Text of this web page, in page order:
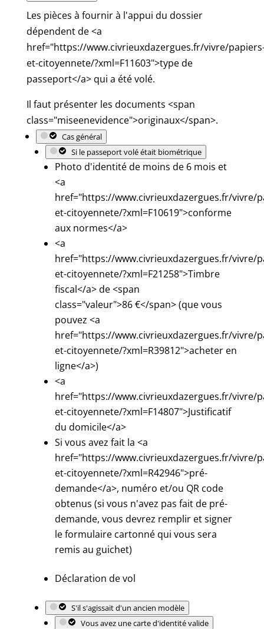
Les pièces à fournir à l'appui du dossier
dépendent de <a
href="https://www.civrieuxdazergues.fr/vivre/
et-citoyennete/?xml=F11603">type de
passeport</a> qui a été volé.
Il faut présenter les documents <span
class="miseenevidence">originaux</span>.
Cas général
Si le passeport volé était biométrique
Photo d'identité de moins de 6 mois et
<a
href="https://www.civrieuxdazergues.fr/vivre/
et-citoyennete/?xml=F10619">conforme
aux normes</a>
<a
href="https://www.civrieuxdazergues.fr/vivre/
et-citoyennete/?xml=F21258">Timbre
fiscal</a> de <span
class="valeur">86 €</span> (que vous
pouvez <a
href="https://www.civrieuxdazergues.fr/vivre/
et-citoyennete/?xml=R39812">acheter en
ligne</a>)
<a
href="https://www.civrieuxdazergues.fr/vivre/
et-citoyennete/?xml=F14807">Justificatif
du domicile</a>
Si vous avez fait la <a
href="https://www.civrieuxdazergues.fr/vivre/
et-citoyennete/?xml=R42946">pré-
demande</a>, numéro et/ou QR code
obtenus (si vous n'avez pas fait de pré-
demande, vous devrez remplir et signer
le formulaire cartonné qui vous sera
remis au guichet)
Déclaration de vol
S'il s'agissait d'un ancien modèle
Vous avez une carte d'identité valide